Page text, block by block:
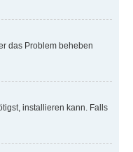
das Problem beheben
installieren kann. Falls